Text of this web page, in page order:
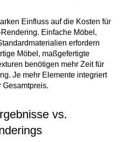
Einfluss auf die Kosten für
Einfache Möbel,
erfordern
Möbel, maßgefertigte
benötigen mehr Zeit für
Je mehr Elemente integriert
Gesamtpreis.
vs.